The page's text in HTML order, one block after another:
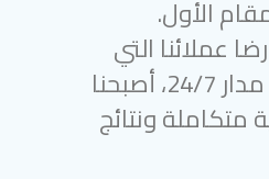
الأول.
عملائنا التي
تتجاوز 97%، ودعمنا الإلكتروني المتاح على مدار 24/7، أصبحنا
ونتائج